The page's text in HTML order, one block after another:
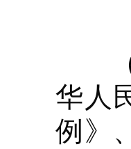
（
华人
例》